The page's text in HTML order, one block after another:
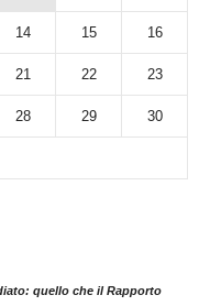
14 15 16
21 22 23
28 29 30
quello che il Rapporto